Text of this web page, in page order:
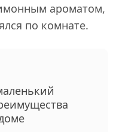
ароматом,
по комнате.